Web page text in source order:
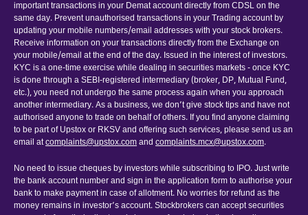
important transactions in your Demat account directly from CDSL on the
same day. Prevent unauthorised transactions in your Trading account by
updating your mobile numbers/email addresses with your stock brokers.
Receive information on your transactions directly from the Exchange on
your mobile/email at the end of the day. Issued in the interest of investors.
KYC is a one-time exercise while dealing in securities markets - once KYC
is done through a SEBI-registered intermediary (broker, DP, Mutual Fund,
etc.), you need not undergo the same process again when you approach
another intermediary. As a business, we don’t give stock tips and have not
authorised anyone to trade on behalf of others. If you find anyone claiming
to be part of Upstox or RKSV and offering such services, please send us an
email atcomplaints@upstox.comand complaints.mcx@upstox.com.
No need to issue cheques by investors while subscribing to IPO. Just write
the bank account number and sign in the application form to authorise your
bank to make payment in case of allotment. No worries for refund as the
money remains in investor’s account. Stockbrokers can accept securities